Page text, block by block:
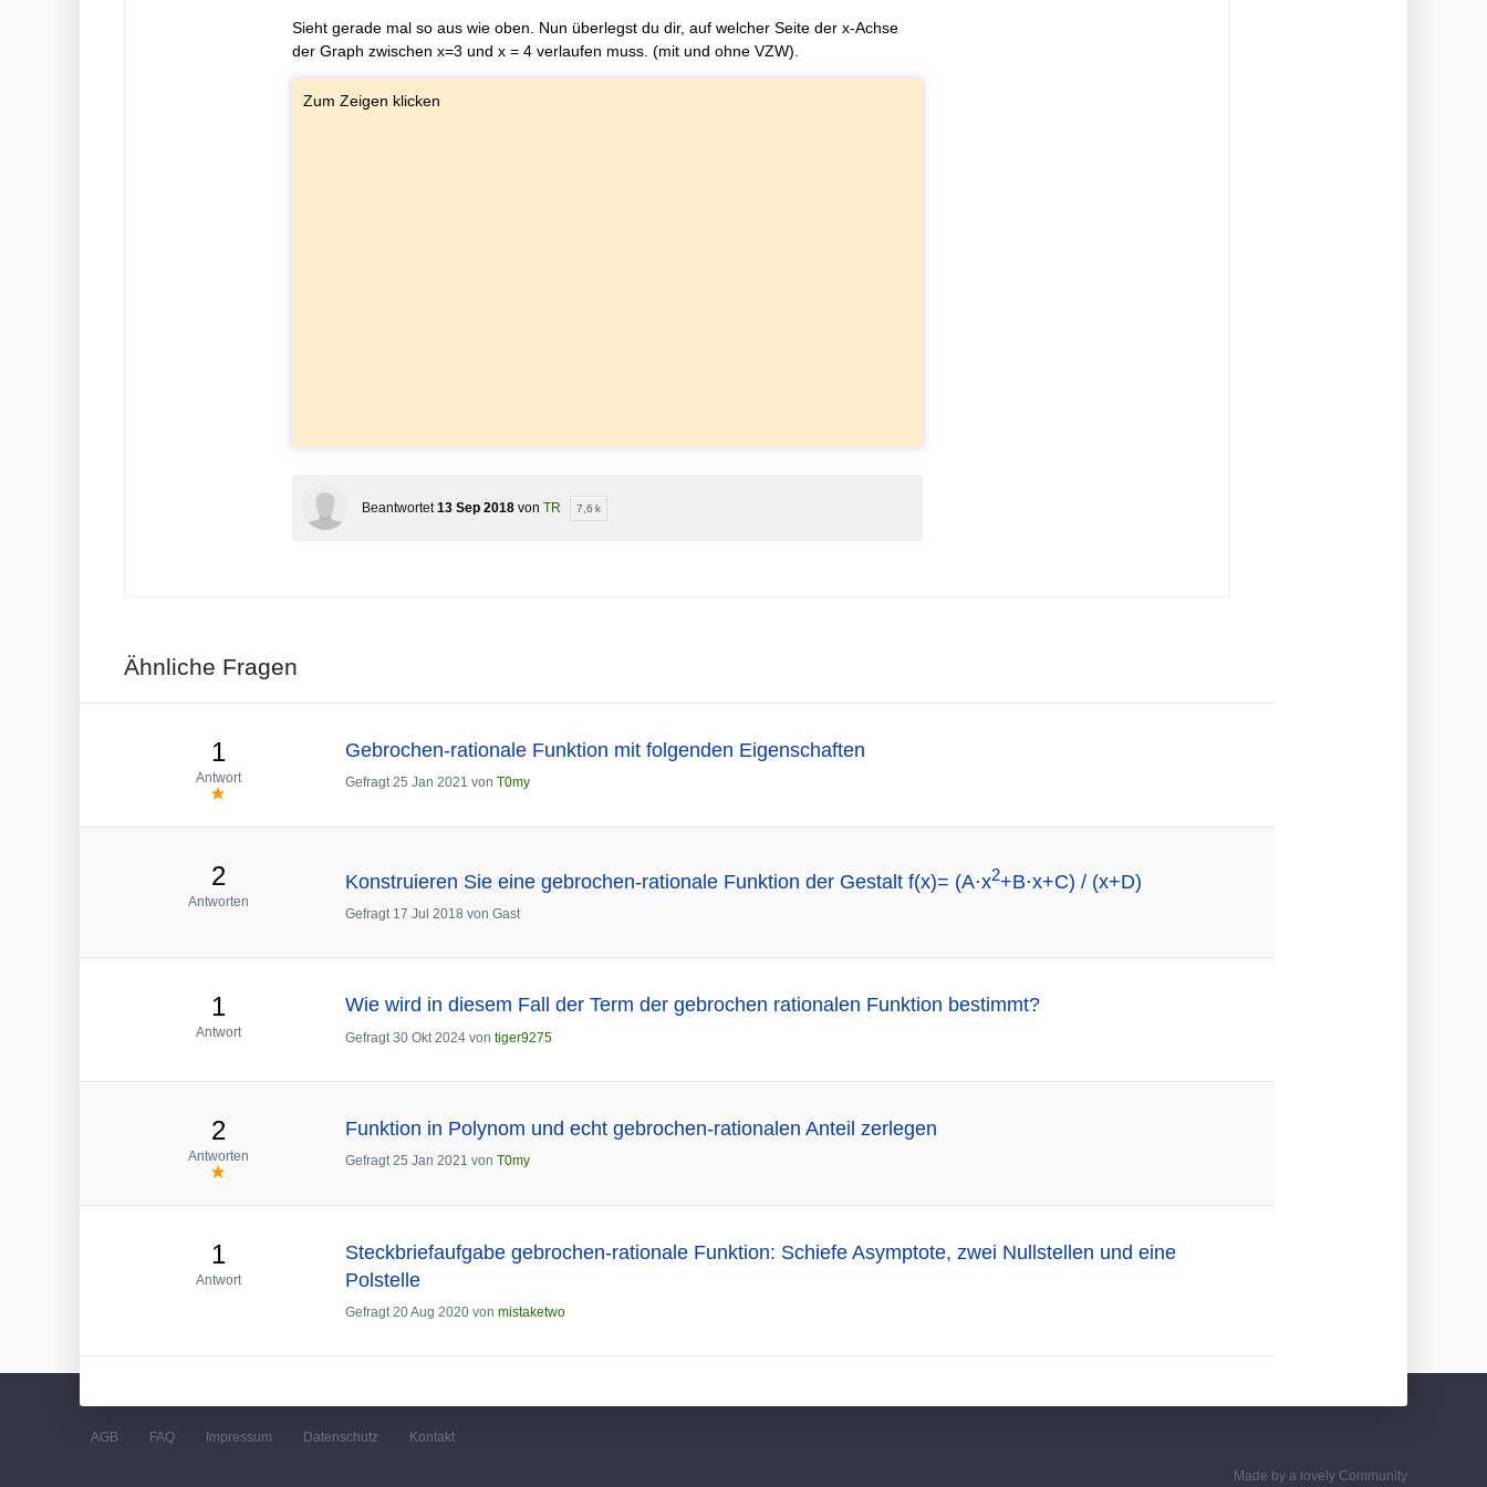
Sieht gerade mal so aus wie oben. Nun überlegst du dir, auf welcher Seite der x-Achse
der Graph zwischen x=3 und x = 4 verlaufen muss. (mit und ohne VZW).
Beantwortet 13 Sep 2018 von TR 7,6 k
Ähnliche Fragen
1
Antwort
Gebrochen-rationale Funktion mit folgenden Eigenschaften
Gefragt 25 Jan 2021 von T0my
2
Antworten
Konstruieren Sie eine gebrochen-rationale Funktion der Gestalt f(x)= (A⋅x2+B⋅x+C) / (x+D)
Gefragt 17 Jul 2018 von Gast
1
Antwort
Wie wird in diesem Fall der Term der gebrochen rationalen Funktion bestimmt?
Gefragt 30 Okt 2024 von tiger9275
2
Antworten
Funktion in Polynom und echt gebrochen-rationalen Anteil zerlegen
Gefragt 25 Jan 2021 von T0my
1
Antwort
Steckbriefaufgabe gebrochen-rationale Funktion: Schiefe Asymptote, zwei Nullstellen und eine
Polstelle
Gefragt 20 Aug 2020 von mistaketwo
AGB FAQ Impressum Datenschutz Kontakt
Made by a lovely Community